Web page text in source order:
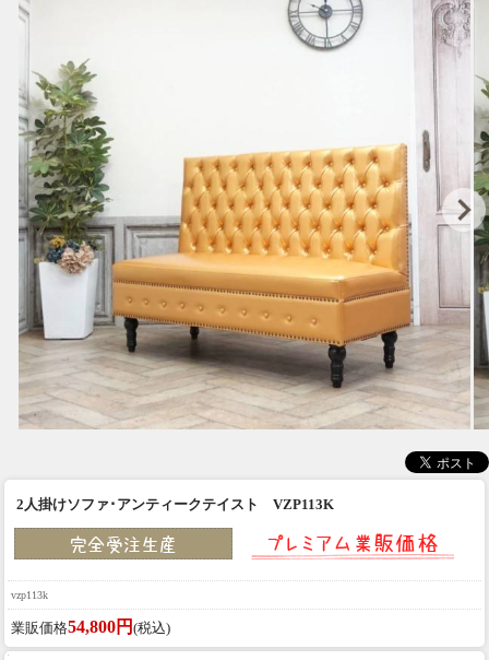
2人掛けソファ･アンティークテイスト VZP113K
vzp113k
業販価格54,800円 (税込)